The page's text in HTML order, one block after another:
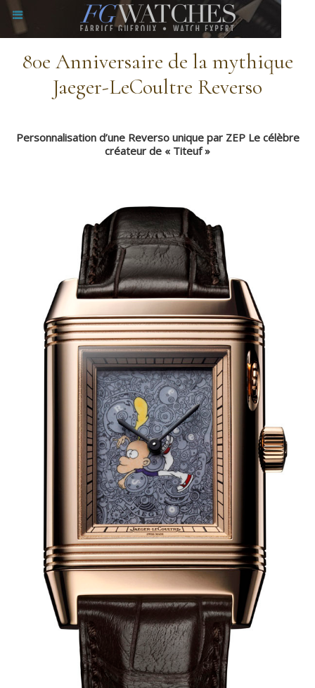
80e Anniversaire de la mythique
Jaeger-LeCoultre Reverso
Personnalisation d’une Reverso unique par ZEP Le célèbre
créateur de « Titeuf »